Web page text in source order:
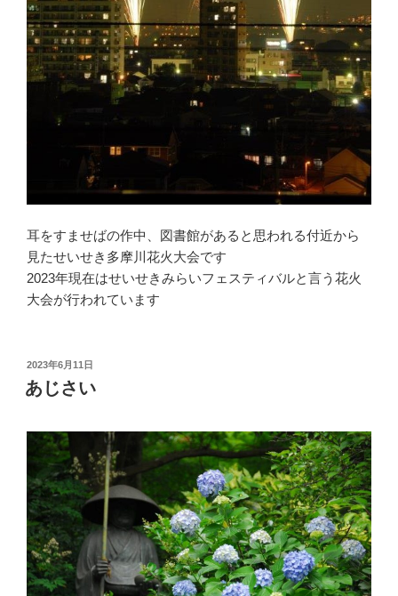
耳をすませばの作中、図書館があると思われる付近から
見たせいせき多摩川花火大会です
2023年現在はせいせきみらいフェスティバルと言う花火
大会が行われています
投
稿
日:
2023年6月11日
あじさい